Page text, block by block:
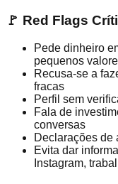
🚩 Red Flags
Pede dinheiro
pequenos
Recusa-se a
fracas
Perfil sem
Fala de
conversas
Declarações de
Evita dar
Instagram,